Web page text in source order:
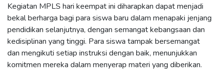
Kegiatan MPLS hari keempat ini diharapkan dapat menjadi
bekal berharga bagi para siswa baru dalam menapaki jenjang
pendidikan selanjutnya, dengan semangat kebangsaan dan
kedisiplinan yang tinggi. Para siswa tampak bersemangat
dan mengikuti setiap instruksi dengan baik, menunjukkan
komitmen mereka dalam menyerap materi yang diberikan.